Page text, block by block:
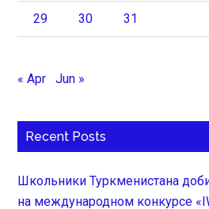
29 30 31
« Apr Jun »
Recent Posts
Школьники Туркменистана
на международном конкурсе